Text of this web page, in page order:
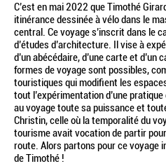
C’est en mai 2022 que Timothé
itinérance dessinée à vélo dans le
central. Ce voyage s’inscrit dans le
d’études d’architecture. Il vise à
d’un abécédaire, d’une carte et d’un
formes de voyage sont possibles,
touristiques qui modifient les
tout l’expérimentation d’une
au voyage toute sa puissance et
Christin, celle où la temporalité du
tourisme avait vocation de partir
route. Alors partons pour ce voyage
de Timothé !